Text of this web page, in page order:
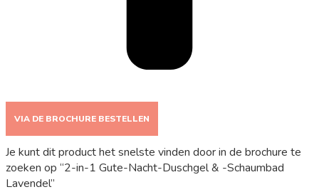
VIA DE BROCHURE BESTELLEN
Je kunt dit product het snelste vinden door in de brochure te
zoeken op “2-in-1 Gute-Nacht-Duschgel & -Schaumbad
Lavendel”